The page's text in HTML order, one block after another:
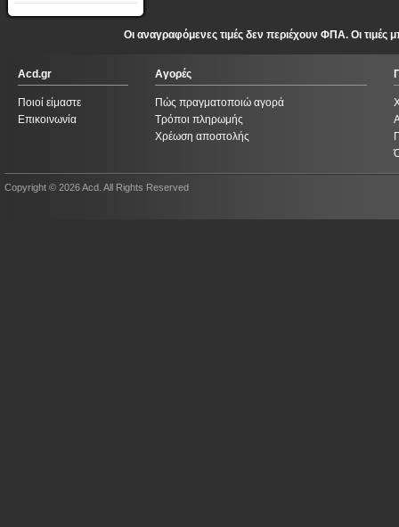
Οι αναγραφόμενες τιμές δεν περιέχουν ΦΠΑ. Οι
Acd.gr
Ποιοί είμαστε
Επικοινωνία
Αγορές
Πώς πραγματοποιώ αγορά
Τρόποι πληρωμής
Χρέωση αποστολής
Copyright © 2026 Acd. All Rights Reserved